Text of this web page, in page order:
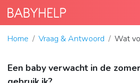
Home Vraag & Antwoord Wat
Een baby verwacht in de